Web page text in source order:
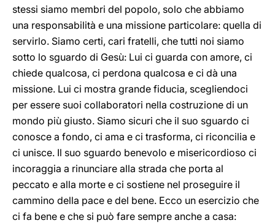
stessi siamo membri del popolo, solo che abbiamo
una responsabilità e una missione particolare: quella di
servirlo. Siamo certi, cari fratelli, che tutti noi siamo
sotto lo sguardo di Gesù: Lui ci guarda con amore, ci
chiede qualcosa, ci perdona qualcosa e ci dà una
missione. Lui ci mostra grande fiducia, scegliendoci
per essere suoi collaboratori nella costruzione di un
mondo più giusto. Siamo sicuri che il suo sguardo ci
conosce a fondo, ci ama e ci trasforma, ci riconcilia e
ci unisce. Il suo sguardo benevolo e misericordioso ci
incoraggia a rinunciare alla strada che porta al
peccato e alla morte e ci sostiene nel proseguire il
cammino della pace e del bene. Ecco un esercizio che
ci fa bene e che si può fare sempre anche a casa: